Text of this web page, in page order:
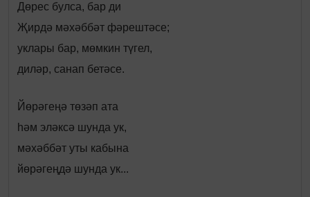
Дөрес булса, бар ди
Җирдә мәхәббәт фәрештәсе;
уклары бар, мөмкин түгел,
диләр, санап бетәсе.
Йөрәгеңә төзәп ата
һәм эләксә шунда ук,
мәхәббәт уты кабына
йөрәгеңдә шунда ук...